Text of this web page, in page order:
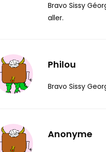
Bravo Sissy
aller.
Philou
Bravo Sissy
Anonyme